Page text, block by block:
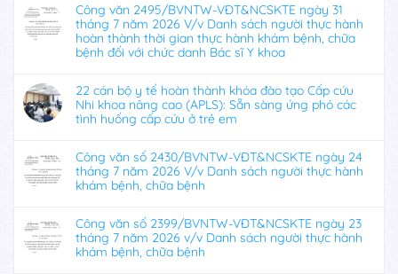
Công văn 2495/BVNTW-VĐT&NCSKTE ngày 31
tháng 7 năm 2026 V/v Danh sách người thực hành
hoàn thành thời gian thực hành khám bệnh, chữa
bệnh đối với chức danh Bác sĩ Y khoa
22 cán bộ y tế hoàn thành khóa đào tạo Cấp cứu
Nhi khoa nâng cao (APLS): Sẵn sàng ứng phó các
tình huống cấp cứu ở trẻ em
Công văn số 2430/BVNTW-VĐT&NCSKTE ngày 24
tháng 7 năm 2026 V/v Danh sách người thực hành
khám bệnh, chữa bệnh
Công văn số 2399/BVNTW-VĐT&NCSKTE ngày 23
tháng 7 năm 2026 v/v Danh sách người thực hành
khám bệnh, chữa bệnh